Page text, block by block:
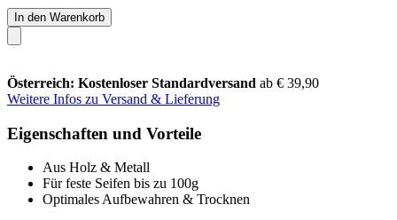
In den Warenkorb
Österreich: Kostenloser Standardversand ab € 39,90
Weitere Infos zu Versand & Lieferung
Eigenschaften und Vorteile
Aus Holz & Metall
Für feste Seifen bis zu 100g
Optimales Aufbewahren & Trocknen